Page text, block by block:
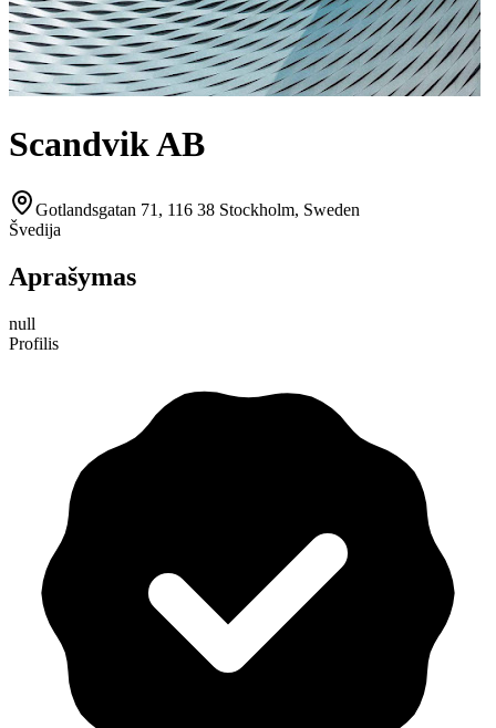
Scandvik AB
Gotlandsgatan 71, 116 38 Stockholm, Sweden
Švedija
Aprašymas
null
Profilis